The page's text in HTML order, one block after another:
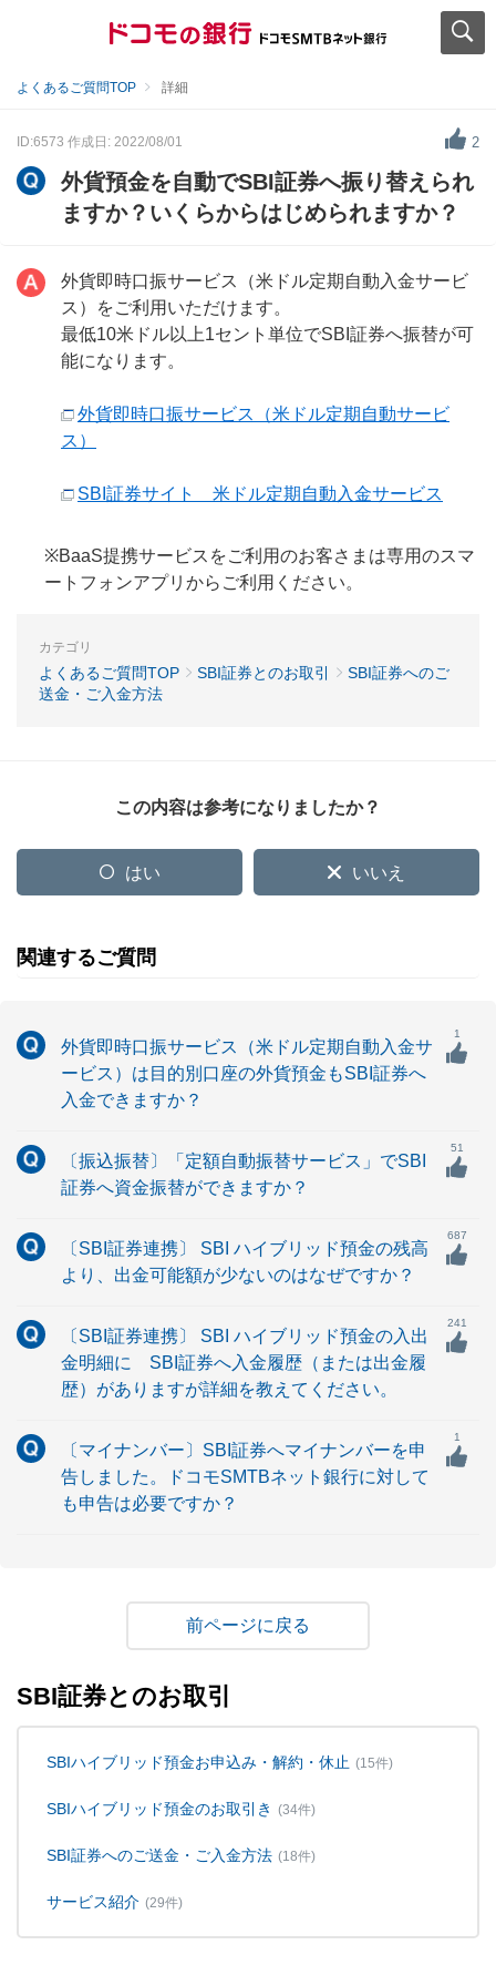
よくあるご質問TOP 詳細
ID:6573 作成日: 2022/08/01 2
外貨預金を自動でSBI証券へ振り替えられ
ますか？いくらからはじめられますか？
外貨即時口振サービス（米ドル定期自動入金サービ
ス）をご利用いただけます。
最低10米ドル以上1セント単位でSBI証券へ振替が可
能になります。
外貨即時口振サービス（米ドル定期自動サービ
ス）
SBI証券サイト 米ドル定期自動入金サービス
※BaaS提携サービスをご利用のお客さまは専用のスマ
ートフォンアプリからご利用ください。
カテゴリ
よくあるご質問TOP SBI証券とのお取引
SBI証券へのご
送金・ご入金方法
この内容は参考になりましたか？
はい いいえ
関連するご質問
外貨即時口振サービス（米ドル定期自動入金サ
ービス）は目的別口座の外貨預金もSBI証券へ
入金できますか？
1
〔振込振替〕「定額自動振替サービス」でSBI
証券へ資金振替ができますか？
51
〔SBI証券連携〕 SBI ハイブリッド預金の残高
より、出金可能額が少ないのはなぜですか？
687
〔SBI証券連携〕 SBI ハイブリッド預金の入出
金明細に SBI証券へ入金履歴（または出金履
歴）がありますが詳細を教えてください。
241
〔マイナンバー〕SBI証券へマイナンバーを申
告しました。ドコモSMTBネット銀行に対して
も申告は必要ですか？
1
戻る
SBI証券とのお取引
SBIハイブリッド預金お申込み・解約・休止 (15件)
SBIハイブリッド預金のお取引き (34件)
SBI証券へのご送金・ご入金方法 (18件)
サービス紹介 (29件)